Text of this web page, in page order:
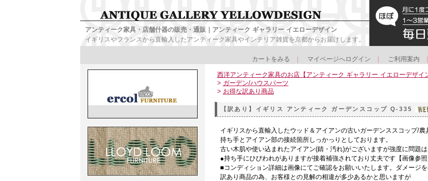
アンティーク家具・店舗什器の販売・通販｜アンティーク ギャラリー イエローデザイン
イギリスやフランスから直輸入したアンティーク家具やインテリア雑貨を京都からお届けします。
カートをみる マイページへログイン ご利用案内
西洋アンティーク家具のお店【アンティーク ギャラリー イエローデザイ
> ガーデン/ハウスパーツ
> お得な訳あり商品
【訳あり】イギリス アンティーク ガーデンスコップ Q-335
イギリスから直輸入したウッド＆アイアンの古いガーデンススコップ/農
持ち手とアイアン部の接続箇所しっかっりとしております。
古い木肌や使い込まれたアイアン(錆・汚れ)がございますが強度に問題
●持ち手にひびわれがありますが接着補強されており丈夫です【画像参
■コンディション詳細は画像にてご確認をお願いいたします。ダメージを
訳あり商品の為、お客様との見解の相違が多少あるかと思いますが